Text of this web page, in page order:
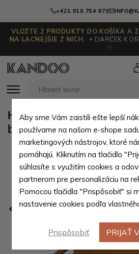
+421 910 754 870
VLOŽTE 2 PRODUKTY DO KOŠÍKA A
NA LACNEJŠIE Z NICH.
+ DARČEK K
✨
Hnedý zipsový
batoh Goulwen
Aby sme Vám zaistili ešte lepší
používame na našom e-shope
marketingových nástrojov, ktoré
pomáhajú. Kliknutím na tlačidlo
súhlasíte s využitím cookies a
partnerom pre personalizáciu na
Pomocou tlačidla "Prispôsobiť" si
nastavenie cookies podľa
Prispôsobiť PRIJAŤ